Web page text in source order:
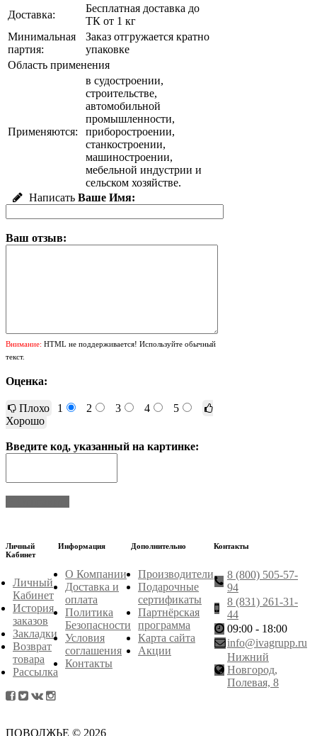
Доставка:
Бесплатная доставка до
ТК от 1 кг
Минимальная
партия:
Заказ отгружается кратно
упаковке
Область применения
Применяются:
в судостроении,
строительстве,
автомобильной
промышленности,
приборостроении,
станкостроении,
машиностроении,
мебельной индустрии и
сельском хозяйстве.
Написать Ваше Имя:
Ваш отзыв:
Внимание: HTML не поддерживается! Используйте обычный
текст.
Оценка:
Плохо 1 2 3 4
5
Хорошо
Введите код, указанный на картинке:
Личный
Кабинет
Личный
Кабинет
История
заказов
Закладки
Возврат
товара
Рассылка
Информация
О Компании
Доставка и
оплата
Политика
Безопасности
Условия
соглашения
Контакты
Дополнительно
Производители
Подарочные
сертификаты
Партнёрская
программа
Карта сайта
Акции
Контакты
8 (800) 505-57-
94
8 (831) 261-31-
44
09:00 - 18:00
info@ivagrupp.ru
Нижний
Новгород,
Полевая, 8
ПОВОЛЖЬЕ © 2026